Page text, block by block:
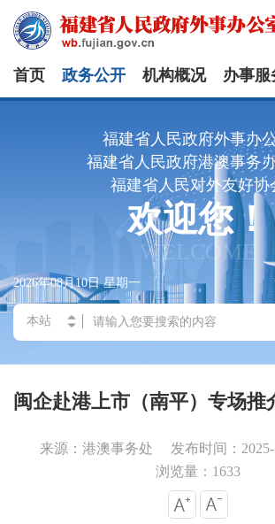
首页 政务公开 机构概况 办事服
福建省人民政府外事办
福建省人民政府港澳事务
福建省人民对外友好协
欢迎您！
WELCOME
2026年08月10日 星期一
闽企赴港上市（南平）专场推
来源：港澳事务处
发布时间：
浏览量：1633